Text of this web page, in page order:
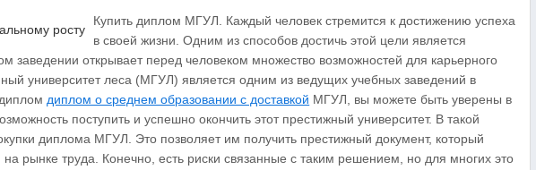
Купить диплом МГУЛ. Каждый человек стремится к достижению успеха
в своей жизни. Одним из способов достичь этой цели является
заведении открывает перед человеком множество возможностей для карьерного
университет леса (МГУЛ) является одним из ведущих учебных заведений в
диплом о среднем образовании с доставкой МГУЛ, вы можете быть уверены в
поступить и успешно окончить этот престижный университет. В такой
диплома МГУЛ. Это позволяет им получить престижный документ, который
рынке труда. Конечно, есть риски связанные с таким решением, но для многих это